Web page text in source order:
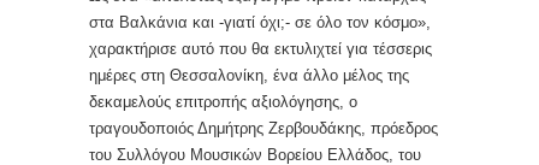
στα Βαλκάνια και -γιατί όχι;- σε όλο τον κόσμο»,
χαρακτήρισε αυτό που θα εκτυλιχτεί για τέσσερις
ημέρες στη Θεσσαλονίκη, ένα άλλο μέλος της
δεκαμελούς επιτροπής αξιολόγησης, ο
τραγουδοποιός Δημήτρης Ζερβουδάκης, πρόεδρος
του Συλλόγου Μουσικών Βορείου Ελλάδος, του